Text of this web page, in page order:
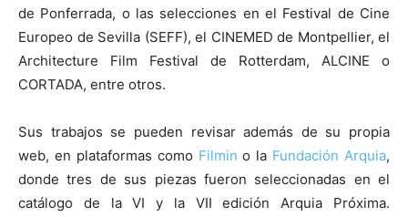
de Ponferrada, o las selecciones en el Festival de Cine
Europeo de Sevilla (SEFF), el CINEMED de Montpellier, el
Architecture Film Festival de Rotterdam, ALCINE o
CORTADA, entre otros.
Sus trabajos se pueden revisar además de su propia
web, en plataformas como Filmin o la Fundación Arquia,
donde tres de sus piezas fueron seleccionadas en el
catálogo de la VI y la VII edición Arquia Próxima.